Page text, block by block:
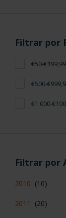
Filtrar por
€50-€199,99
€500-
€1.000-
Filtrar por
2010 (10)
2011 (20)